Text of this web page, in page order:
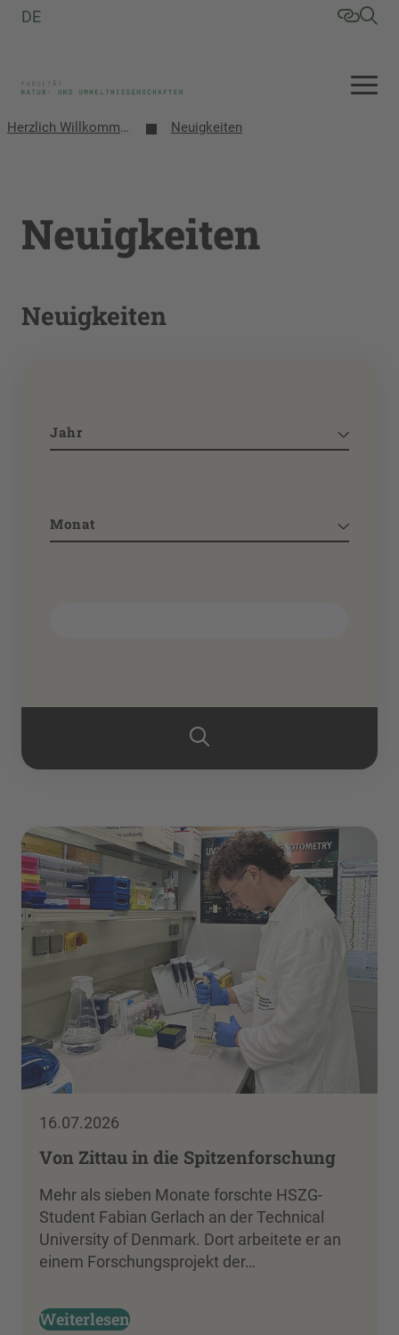
DE
Herzlich Willkommen an der Fakultät Natur- und Umweltwissenschaften Neuigkeiten
Neuigkeiten
Neuigkeiten
Jahr
Monat
16.07.2026
Von Zittau in die Spitzenforschung
Mehr als sieben Monate forschte HSZG-
Student Fabian Gerlach an der Technical
University of Denmark. Dort arbeitete er an
einem Forschungsprojekt der…
Weiterlesen